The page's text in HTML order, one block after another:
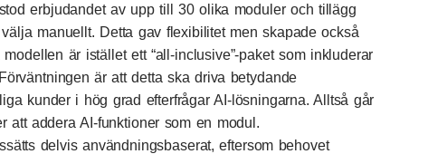
erbjudandet av upp till 30 olika moduler och tillägg
manuellt. Detta gav flexibilitet men skapade också
är istället ett “all-inclusive”-paket som inkluderar
är att detta ska driva betydande
kunder i hög grad efterfrågar AI-lösningarna. Alltså går
att addera AI-funktioner som en modul.
delvis användningsbaserat, eftersom behovet